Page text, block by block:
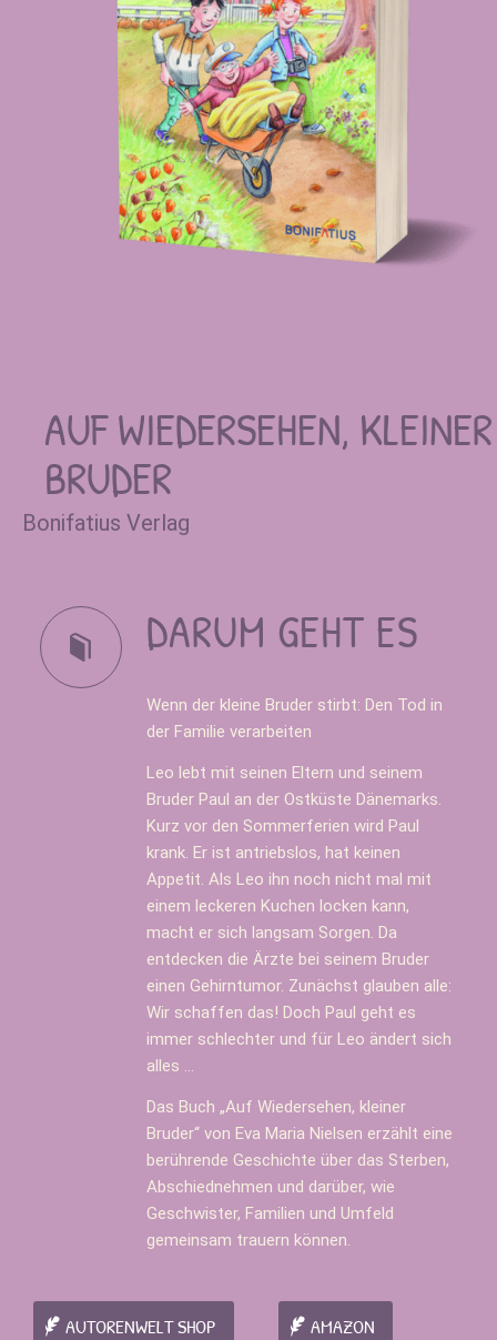
AUF WIEDERSEHEN, KLEINER
BRUDER
Bonifatius Verlag
DARUM GEHT ES
Wenn der kleine Bruder stirbt: Den Tod in
der Familie verarbeiten
Leo lebt mit seinen Eltern und seinem
Bruder Paul an der Ostküste Dänemarks.
Kurz vor den Sommerferien wird Paul
krank. Er ist antriebslos, hat keinen
Appetit. Als Leo ihn noch nicht mal mit
einem leckeren Kuchen locken kann,
macht er sich langsam Sorgen. Da
entdecken die Ärzte bei seinem Bruder
einen Gehirntumor. Zunächst glauben alle:
Wir schaffen das! Doch Paul geht es
immer schlechter und für Leo ändert sich
alles …
Das Buch „Auf Wiedersehen, kleiner
Bruder“ von Eva Maria Nielsen erzählt eine
berührende Geschichte über das Sterben,
Abschiednehmen und darüber, wie
Geschwister, Familien und Umfeld
gemeinsam trauern können.
AUTORENWELT SHOP AMAZON